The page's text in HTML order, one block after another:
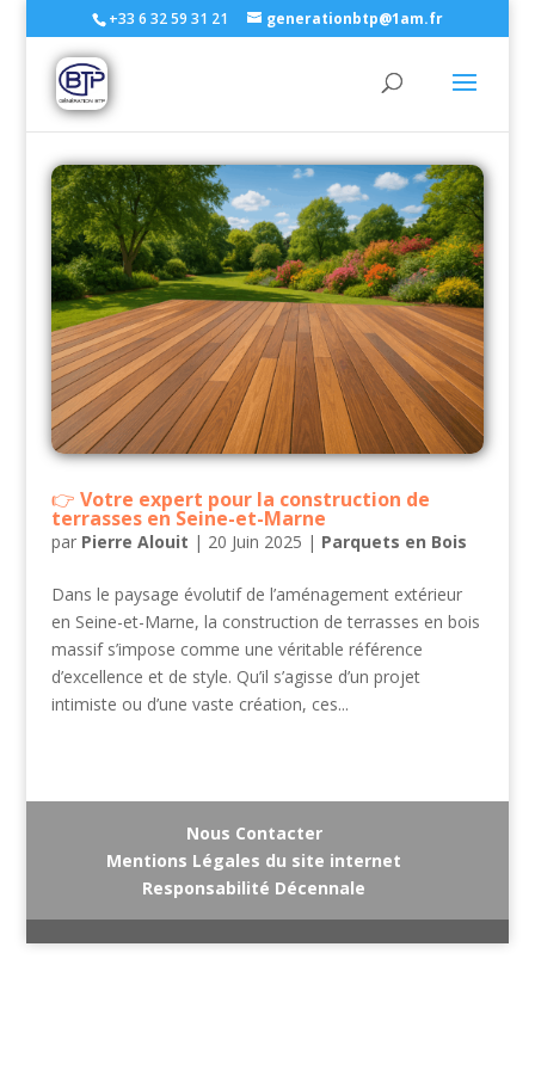
+33 6 32 59 31 21 generationbtp@1am.fr
Votre expert pour la construction de
terrasses en Seine-et-Marne
par Pierre Alouit | 20 Juin 2025 | Parquets en Bois
Dans le paysage évolutif de l’aménagement extérieur
en Seine-et-Marne, la construction de terrasses en bois
massif s’impose comme une véritable référence
d’excellence et de style. Qu’il s’agisse d’un projet
intimiste ou d’une vaste création, ces...
Nous Contacter
Mentions Légales du site internet
Responsabilité Décennale